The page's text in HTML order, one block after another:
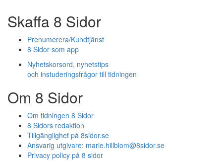
Skaffa 8 Sidor
Prenumerera/Kundtjänst
8 Sidor som app
Nyhetskorsord, nyhetstips
och instuderingsfrågor till tidningen
Om 8 Sidor
Om tidningen 8 Sidor
8 Sidors redaktion
Tillgänglighet på 8sidor.se
Ansvarig utgivare: marie.hillblom@8sidor.se
Privacy policy på 8 sidor